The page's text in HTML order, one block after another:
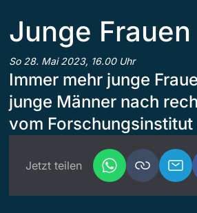
Junge
So 28. Mai 2023, 16.00 Uhr
Immer mehr junge
junge Männer nach
vom Forschungsinstitut
Jetzt teilen